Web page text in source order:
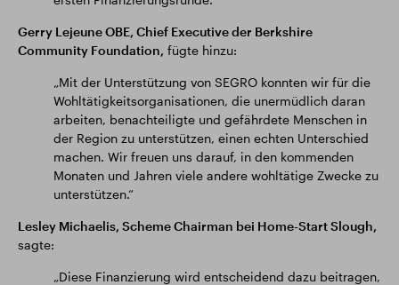
Gerry Lejeune OBE, Chief Executive der Berkshire
Community Foundation, fügte hinzu:
„Mit der Unterstützung von SEGRO konnten wir für die
Wohltätigkeitsorganisationen, die unermüdlich daran
arbeiten, benachteiligte und gefährdete Menschen in
der Region zu unterstützen, einen echten Unterschied
machen. Wir freuen uns darauf, in den kommenden
Monaten und Jahren viele andere wohltätige Zwecke zu
unterstützen.“
Lesley Michaelis, Scheme Chairman bei Home-Start Slough,
sagte:
„Diese Finanzierung wird entscheidend dazu beitragen,